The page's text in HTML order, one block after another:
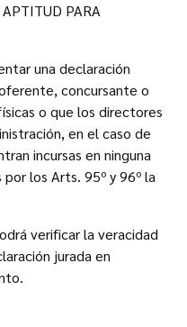
PARA
una declaración
concursante o
o que los directores
en el caso de
incursas en ninguna
los Arts. 95º y 96º la
verificar la veracidad
jurada en